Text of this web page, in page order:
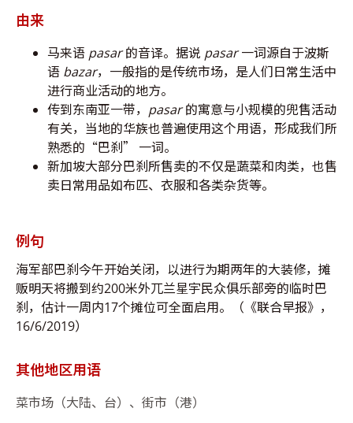
由来
马来语 pasar的音译。据说 pasar一词源自于波斯
语 bazar，一般指的是传统市场，是人们日常生活中
进行商业活动的地方。
传到东南亚一带， pasar的寓意与小规模的兜售活动
有关，当地的华族也普遍使用这个用语，形成我们所
熟悉的“巴刹” 一词。
新加坡大部分巴刹所售卖的不仅是蔬菜和肉类，也售
卖日常用品如布匹、衣服和各类杂货等。
例句
海军部巴刹今午开始关闭，以进行为期两年的大装修，摊
贩明天将搬到约200米外兀兰星宇民众俱乐部旁的临时巴
刹，估计一周内17个摊位可全面启用。（《联合早报》，
16/6/2019）
其他地区用语
菜市场（大陆、台）、街市（港）